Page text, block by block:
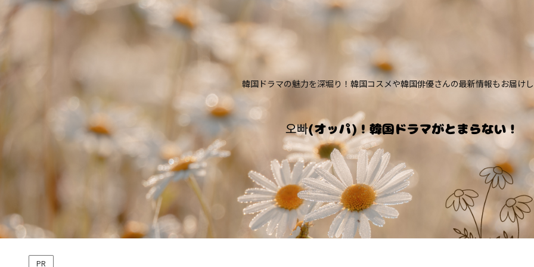
韓国ドラマの魅力を深堀り！韓国コスメや韓国俳優さんの最新情報もお届け
PR